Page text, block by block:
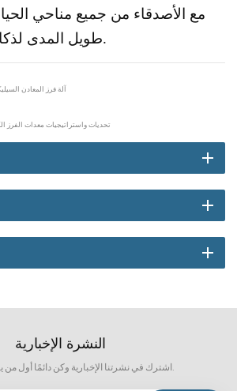
مع الأصدقاء من جميع مناحي
طويل المدى لذكاء التعدين والأتمتة.
آلة فرز المعادن
تحديات واستراتيجيات معدات الفرز
النشرة الإخبارية
اشترك في نشرتنا الإخبارية وكن دائمًا أول من يسمع بما يحدث.